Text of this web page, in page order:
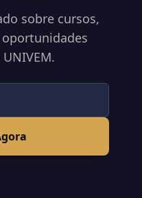
sobre cursos,